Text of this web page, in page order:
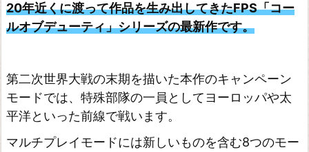
v
e
c
o
o
k
20年近くに渡って作品を生み出してきたFPS「コー
ルオブデューティ」シリーズの最新作です。
第二次世界大戦の末期を描いた本作のキャンペーン
モードでは、特殊部隊の一員としてヨーロッパや太
平洋といった前線で戦います。
マルチプレイモードには新しいものを含む8つのモー